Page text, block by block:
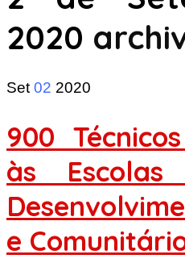
2020
Set 02 2020
900
às
e